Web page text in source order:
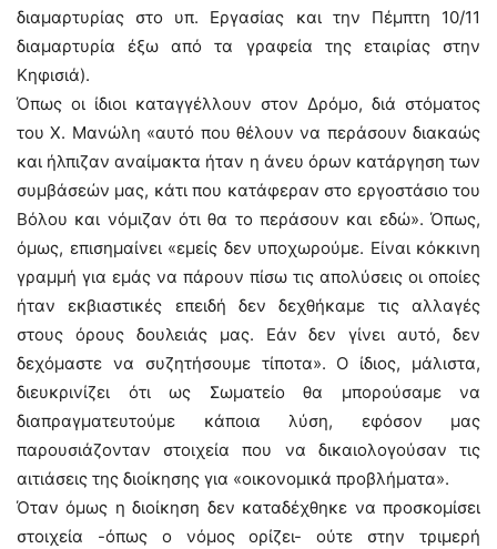
διαμαρτυρίας στο υπ. Εργασίας και την Πέμπτη 10/11
διαμαρτυρία έξω από τα γραφεία της εταιρίας στην
Κηφισιά).
Όπως οι ίδιοι καταγγέλλουν στον Δρόμο, διά στόματος
του Χ. Μανώλη «αυτό που θέλουν να περάσουν διακαώς
και ήλπιζαν αναίμακτα ήταν η άνευ όρων κατάργηση των
συμβάσεών μας, κάτι που κατάφεραν στο εργοστάσιο του
Βόλου και νόμιζαν ότι θα το περάσουν και εδώ». Όπως,
όμως, επισημαίνει «εμείς δεν υποχωρούμε. Είναι κόκκινη
γραμμή για εμάς να πάρουν πίσω τις απολύσεις οι οποίες
ήταν εκβιαστικές επειδή δεν δεχθήκαμε τις αλλαγές
στους όρους δουλειάς μας. Εάν δεν γίνει αυτό, δεν
δεχόμαστε να συζητήσουμε τίποτα». Ο ίδιος, μάλιστα,
διευκρινίζει ότι ως Σωματείο θα μπορούσαμε να
διαπραγματευτούμε κάποια λύση, εφόσον μας
παρουσιάζονταν στοιχεία που να δικαιολογούσαν τις
αιτιάσεις της διοίκησης για «οικονομικά προβλήματα».
Όταν όμως η διοίκηση δεν καταδέχθηκε να προσκομίσει
στοιχεία -όπως ο νόμος ορίζει- ούτε στην τριμερή